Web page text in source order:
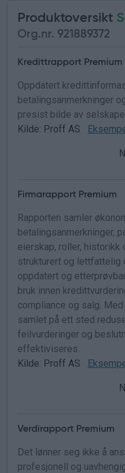
Produktoversikt
Org.nr. 921889372
Kredittrapport Premium
Oppdatert
betalingsanmerkninger
presist bilde av
Kilde: Proff AS
Firmarapport Premium
Rapporten samler
betalingsanmerkninger,
eierskap, roller,
strukturert og lettfattelig
oppdatert og
bruk innen
compliance og salg.
samlet på ett sted
feilvurderinger og
effektiviseres.
Kilde: Proff AS
Verdirapport Premium
Det lønner seg ikke å
profesjonell og